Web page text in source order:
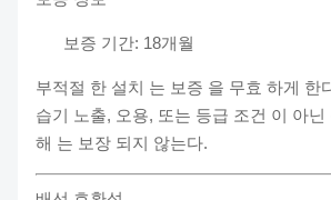
보증 기간: 18개월
부적절 한 설치 는 보증 을 무효 하게 한
습기 노출, 오용, 또는 등급 조건 이 아
해 는 보장 되지 않는다.